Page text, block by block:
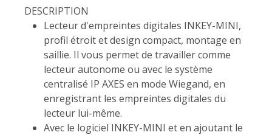
DESCRIPTION
Lecteur d'empreintes digitales INKEY-MINI,
profil étroit et design compact, montage en
saillie. Il vous permet de travailler comme
lecteur autonome ou avec le système
centralisé IP AXES en mode Wiegand, en
enregistrant les empreintes digitales du
lecteur lui-même.
Avec le logiciel INKEY-MINI et en ajoutant le